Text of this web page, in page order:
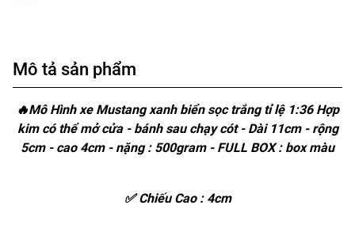
Mô tả sản phẩm
🔥Mô Hình xe Mustang xanh biển sọc trắng tỉ lệ 1:36 Hợp
kim có thể mở cửa - bánh sau chạy cót - Dài 11cm - rộng
5cm - cao 4cm - nặng : 500gram - FULL BOX : box màu
✅ Chiếu Cao : 4cm